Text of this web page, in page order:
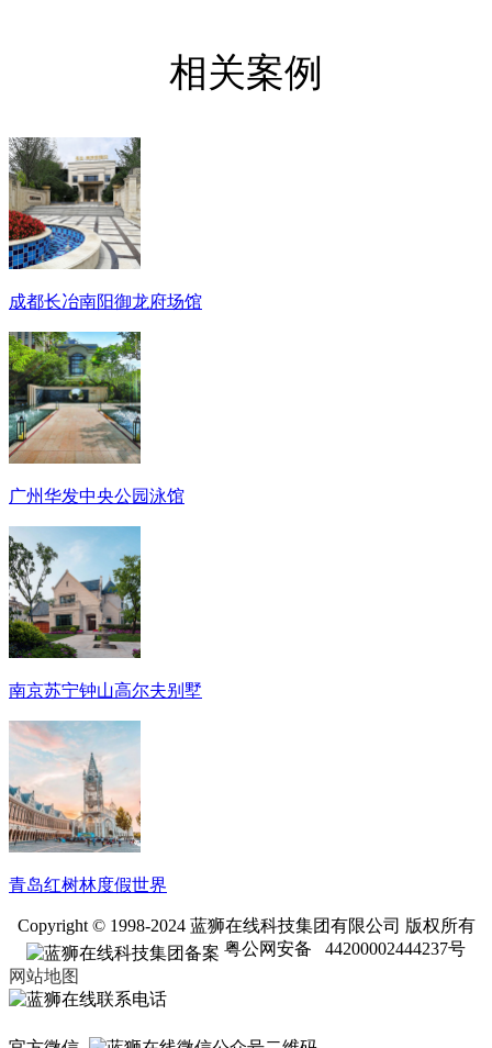
相关案例
成都长冶南阳御龙府场馆
广州华发中央公园泳馆
南京苏宁钟山高尔夫别墅
青岛红树林度假世界
Copyright © 1998-2024 蓝狮在线科技集团有限公司 版权所有
粤公网安备 44200002444237号
网站地图